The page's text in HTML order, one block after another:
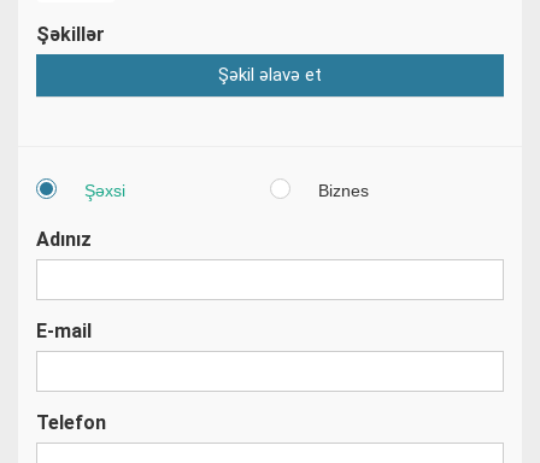
Şəkillər
Şəkil əlavə et
Şəxsi Biznes
Adınız
E-mail
Telefon